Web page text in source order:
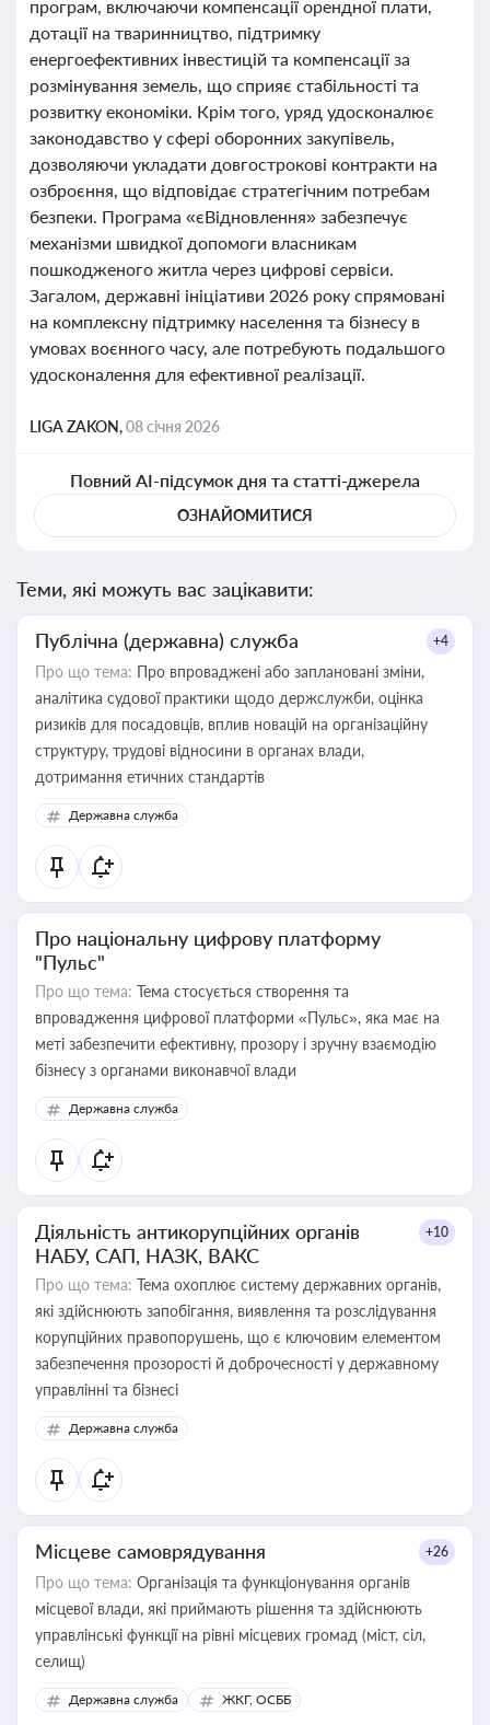
програм, включаючи компенсації орендної плати,
дотації на тваринництво, підтримку
енергоефективних інвестицій та компенсації за
розмінування земель, що сприяє стабільності та
розвитку економіки. Крім того, уряд удосконалює
законодавство у сфері оборонних закупівель,
дозволяючи укладати довгострокові контракти на
озброєння, що відповідає стратегічним потребам
безпеки. Програма «єВідновлення» забезпечує
механізми швидкої допомоги власникам
пошкодженого житла через цифрові сервіси.
Загалом, державні ініціативи 2026 року спрямовані
на комплексну підтримку населення та бізнесу в
умовах воєнного часу, але потребують подальшого
удосконалення для ефективної реалізації.
LIGA ZAKON,08 січня 2026
Повний AI-підсумок дня та статті-джерела
ОЗНАЙОМИТИСЯ
Теми, які можуть вас зацікавити:
Публічна (державна) служба +4
Про що тема: Про впроваджені або заплановані зміни,
аналітика судової практики щодо держслужби, оцінка
ризиків для посадовців, вплив новацій на організаційну
структуру, трудові відносини в органах влади,
дотримання етичних стандартів
Державна служба
Про національну цифрову платформу
"Пульс"
Про що тема: Тема стосується створення та
впровадження цифрової платформи «Пульс», яка має на
меті забезпечити ефективну, прозору і зручну взаємодію
бізнесу з органами виконавчої влади
Державна служба
Діяльність антикорупційних органів
НАБУ, САП, НАЗК, ВАКС
+10
Про що тема: Тема охоплює систему державних органів,
які здійснюють запобігання, виявлення та розслідування
корупційних правопорушень, що є ключовим елементом
забезпечення прозорості й доброчесності у державному
управлінні та бізнесі
Державна служба
Місцеве самоврядування +26
Про що тема: Організація та функціонування органів
місцевої влади, які приймають рішення та здійснюють
управлінські функції на рівні місцевих громад (міст, сіл,
селищ)
Державна служба ЖКГ, ОСББ